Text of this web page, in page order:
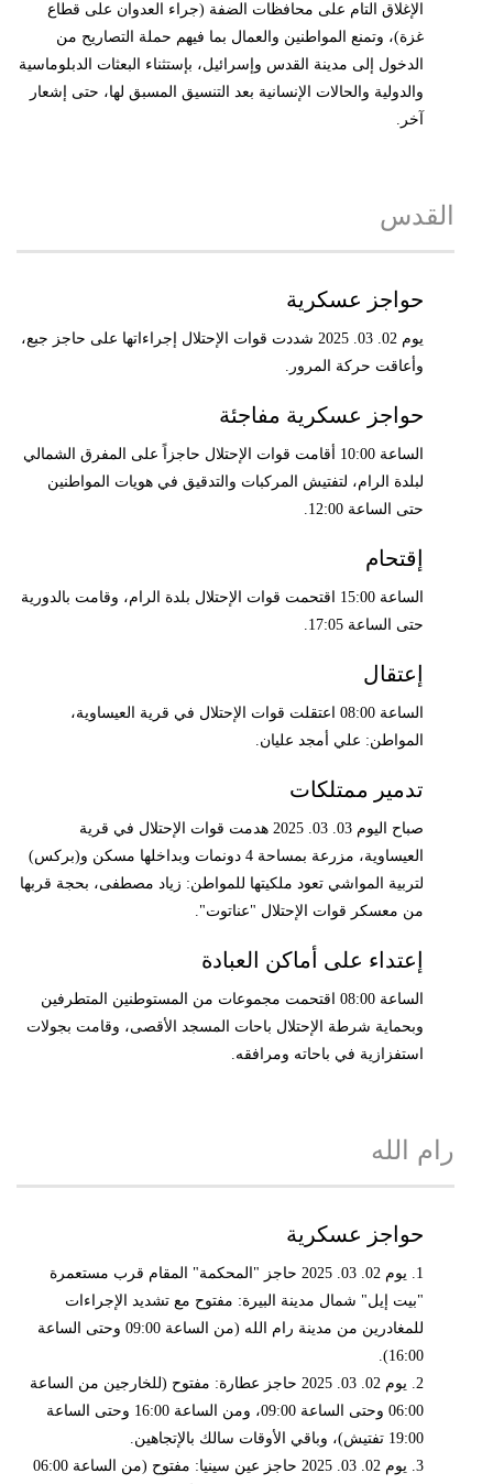
الإغلاق التام على محافظات الضفة (جراء العدوان على قطاع
غزة)، وتمنع المواطنين والعمال بما فيهم حملة التصاريح من
الدخول إلى مدينة القدس وإسرائيل، بإستثناء البعثات الدبلوماسية
والدولية والحالات الإنسانية بعد التنسيق المسبق لها، حتى إشعار
آخر.
القدس
حواجز عسكرية
يوم 02. 03. 2025 شددت قوات الإحتلال إجراءاتها على حاجز جبع،
وأعاقت حركة المرور.
حواجز عسكرية مفاجئة
الساعة 10:00 أقامت قوات الإحتلال حاجزاً على المفرق الشمالي
لبلدة الرام، لتفتيش المركبات والتدقيق في هويات المواطنين
حتى الساعة 12:00.
إقتحام
الساعة 15:00 اقتحمت قوات الإحتلال بلدة الرام، وقامت بالدورية
حتى الساعة 17:05.
إعتقال
الساعة 08:00 اعتقلت قوات الإحتلال في قرية العيساوية،
المواطن: علي أمجد عليان.
تدمير ممتلكات
صباح اليوم 03. 03. 2025 هدمت قوات الإحتلال في قرية
العيساوية، مزرعة بمساحة 4 دونمات وبداخلها مسكن و(بركس)
لتربية المواشي تعود ملكيتها للمواطن: زياد مصطفى، بحجة قربها
من معسكر قوات الإحتلال "عناتوت".
إعتداء على أماكن العبادة
الساعة 08:00 اقتحمت مجموعات من المستوطنين المتطرفين
وبحماية شرطة الإحتلال باحات المسجد الأقصى، وقامت بجولات
استفزازية في باحاته ومرافقه.
رام الله
حواجز عسكرية
1. يوم 02. 03. 2025 حاجز "المحكمة" المقام قرب مستعمرة
"بيت إيل" شمال مدينة البيرة: مفتوح مع تشديد الإجراءات
للمغادرين من مدينة رام الله (من الساعة 09:00 وحتى الساعة
16:00).
2. يوم 02. 03. 2025 حاجز عطارة: مفتوح (للخارجين من الساعة
06:00 وحتى الساعة 09:00، ومن الساعة 16:00 وحتى الساعة
19:00 تفتيش)، وباقي الأوقات سالك بالإتجاهين.
3. يوم 02. 03. 2025 حاجز عين سينيا: مفتوح (من الساعة 06:00